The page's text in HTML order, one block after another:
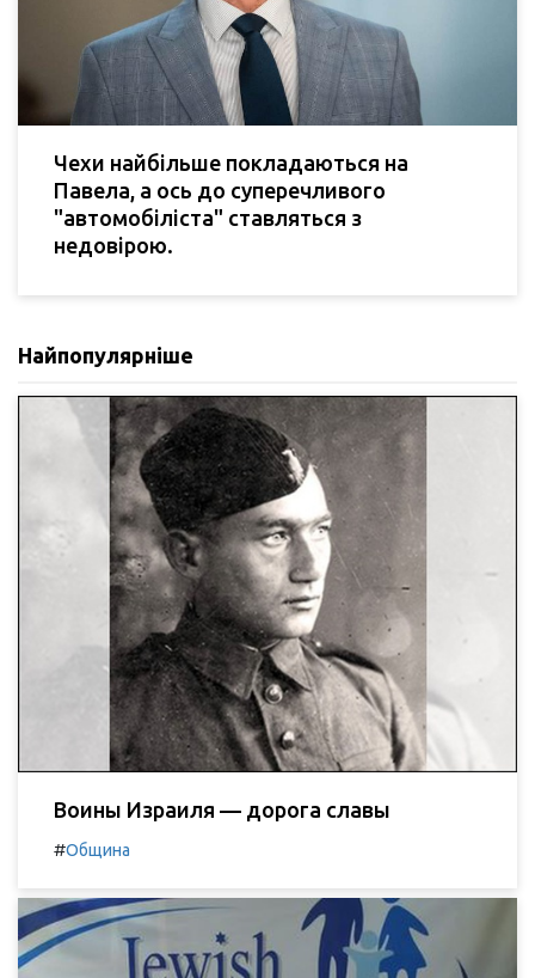
Чехи найбільше покладаються на
Павела, а ось до суперечливого
"автомобіліста" ставляться з
недовірою.
Найпопулярніше
Воины Израиля — дорога славы
#Община